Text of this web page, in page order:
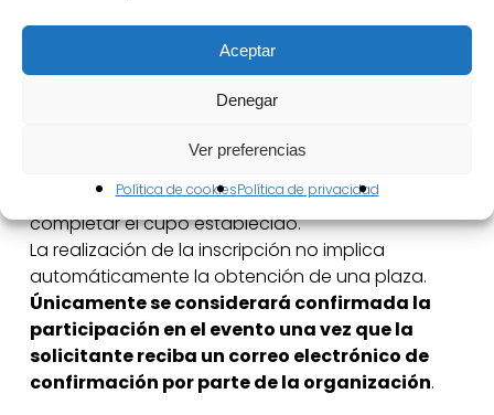
Aceptar
Denegar
Ver preferencias
Política de cookiesPolítica de privacidad
personas adultas sin menores acompañantes.
El número de plazas disponibles es limitado,
contando únicamente con plazas para 6 familias
para participar en el evento. Por este motivo, las
solicitudes de inscripción serán atendidas por
aquellas recibidas en primer lugar hasta
completar el cupo establecido.
La realización de la inscripción no implica
automáticamente la obtención de una plaza.
Únicamente se considerará confirmada la
participación en el evento una vez que la
solicitante reciba un correo electrónico de
confirmación por parte de la organización.